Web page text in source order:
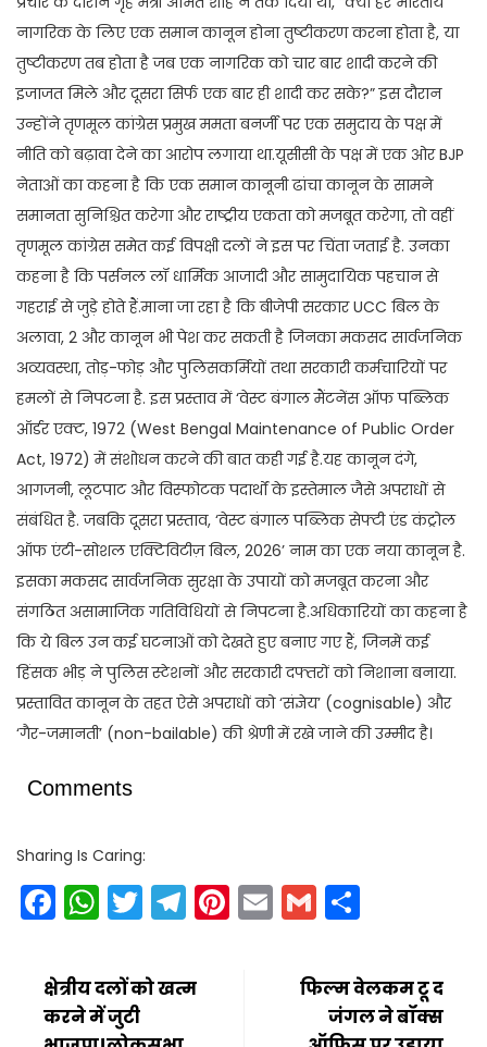
नागरिक के लिए एक समान कानून होना तुष्टीकरण करना होता है, या
तुष्टीकरण तब होता है जब एक नागरिक को चार बार शादी करने की
इजाजत मिले और दूसरा सिर्फ एक बार ही शादी कर सके?” इस दौरान
उन्होंने तृणमूल कांग्रेस प्रमुख ममता बनर्जी पर एक समुदाय के पक्ष में
नीति को बढ़ावा देने का आरोप लगाया था.यूसीसी के पक्ष में एक ओर BJP
नेताओं का कहना है कि एक समान कानूनी ढांचा कानून के सामने
समानता सुनिश्चित करेगा और राष्ट्रीय एकता को मजबूत करेगा, तो वहीं
तृणमूल कांग्रेस समेत कई विपक्षी दलों ने इस पर चिंता जताई है. उनका
कहना है कि पर्सनल लॉ धार्मिक आजादी और सामुदायिक पहचान से
गहराई से जुड़े होते हैं.माना जा रहा है कि बीजेपी सरकार UCC बिल के
अलावा, 2 और कानून भी पेश कर सकती है जिनका मकसद सार्वजनिक
अव्यवस्था, तोड़-फोड़ और पुलिसकर्मियों तथा सरकारी कर्मचारियों पर
हमलों से निपटना है. इस प्रस्ताव में ‘वेस्ट बंगाल मैंटनेंस ऑफ पब्लिक
ऑर्डर एक्ट, 1972 (West Bengal Maintenance of Public Order
Act, 1972) में संशोधन करने की बात कही गई है.यह कानून दंगे,
आगजनी, लूटपाट और विस्फोटक पदार्थों के इस्तेमाल जैसे अपराधों से
संबंधित है. जबकि दूसरा प्रस्ताव, ‘वेस्ट बंगाल पब्लिक सेफ्टी एंड कंट्रोल
ऑफ एंटी-सोशल एक्टिविटीज़ बिल, 2026’ नाम का एक नया कानून है.
इसका मकसद सार्वजनिक सुरक्षा के उपायों को मजबूत करना और
संगठित असामाजिक गतिविधियों से निपटना है.अधिकारियों का कहना है
कि ये बिल उन कई घटनाओं को देखते हुए बनाए गए हैं, जिनमें कई
हिंसक भीड़ ने पुलिस स्टेशनों और सरकारी दफ्तरों को निशाना बनाया.
प्रस्तावित कानून के तहत ऐसे अपराधों को ‘संज्ञेय’ (cognisable) और
‘गैर-जमानती’ (non-bailable) की श्रेणी में रखे जाने की उम्मीद है।
Comments
Sharing Is Caring:
Facebook
WhatsApp
Twitter
Telegram
Pinterest
EmailGmail
क्षेत्रीय दलों को खत्म
करने में जुटी
फिल्म वेलकम टू द
जंगल ने बॉक्स